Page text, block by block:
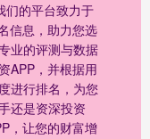
们的平台致力于
信息，助力您选
业的评测与数据
APP，并根据用
进行排名，为您
还是资深投资
，让您的财富增